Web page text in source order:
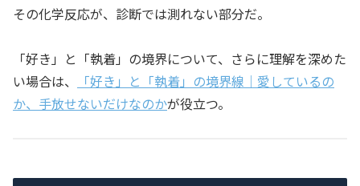
その化学反応が、診断では測れない部分だ。
「好き」と「執着」の境界について、さらに理解を深めた
い場合は、
「好き」と「執着」の境界線｜愛しているの
か、手放せないだけなのかが役立つ。